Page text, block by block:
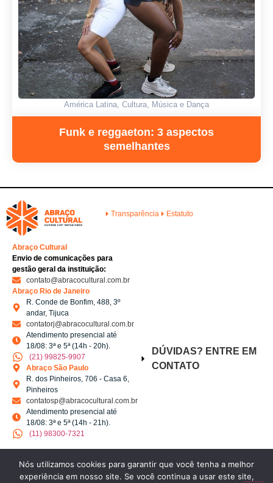
América Latina Cultura Música e Dança
Funk e reggaeton: 3 aspectos
semelhantes
Transparência Estatuto
DÚVIDAS? ENTRE EM
CONTATO
Abraço Cultural
Envio de comunicações para
gestão geral da instituição:
contato@abracocultural.com.br
Abraço Rio de Janeiro
R. Conde de Bonfim, 488, 3º
andar, Tijuca
contatorj@abracocultural.com.br
Atendimento presencial até
18/08: 3ª e 5ª (14h - 20h).
(21) 99825-9907
Abraço São Paulo
R. dos Pinheiros, 706 - Casa 6,
Pinheiros
contatosp@abracocultural.com.br
Atendimento presencial até
18/08: 3ª e 5ª (14h - 21h).
(11) 98300-7321
SIGA A ABRAÇO
Nós utilizamos cookies para garantir que você tenha a melhor
experiência em nosso site. Se você continua a usar este site,